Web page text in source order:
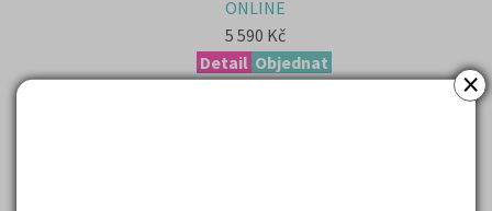
×
ONLINE
5 590 Kč
Detail Objednat